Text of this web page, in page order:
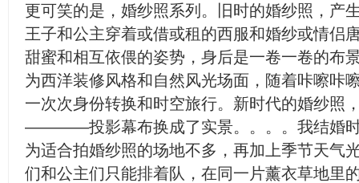
更可笑的是，婚纱照系列。旧时的婚纱照，产
王子和公主穿着或借或租的西服和婚纱或情侣
甜蜜和相互依偎的姿势，身后是一卷一卷的布
为西洋装修风格和自然风光场面，随着咔嚓咔
一次次身份转换和时空旅行。新时代的婚纱照
————投影幕布换成了实景。。。。我结婚时
为适合拍婚纱照的场地不多，再加上季节天气
们和公主们只能排着队，在同一片薰衣草地里